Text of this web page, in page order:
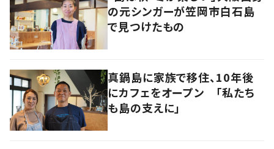
の元シンガーが笠岡市白石島
で見つけたもの
真鍋島に家族で移住、10年後
にカフェをオープン 「私たち
も島の支えに」